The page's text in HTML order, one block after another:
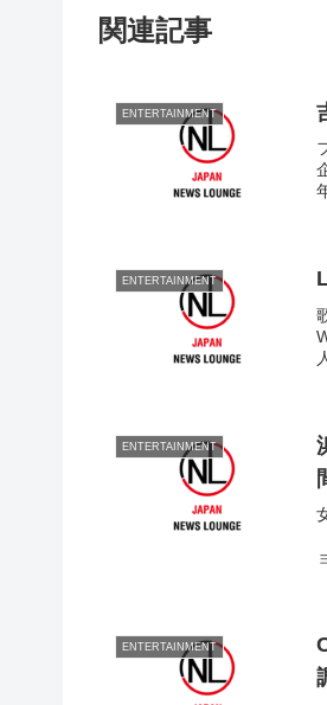
関連記事
ENTERTAINMENT
ENTERTAINMENT
ENTERTAINMENT
ENTERTAINMENT